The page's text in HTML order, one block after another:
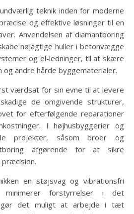
teknik inden for moderne
og effektive løsninger til en
Anvendelsen af diamantboring
nøjagtige huller i betonvægge
og el-ledninger, til at skære
andre hårde byggematerialer.
værdsat for sin evne til at levere
de omgivende strukturer,
for efterfølgende reparationer
I højhusbyggerier og
projekter, såsom broer og
afgørende for at sikre
en støjsvag og vibrationsfri
minimerer forstyrrelser i det
gør det muligt at arbejde i tæt